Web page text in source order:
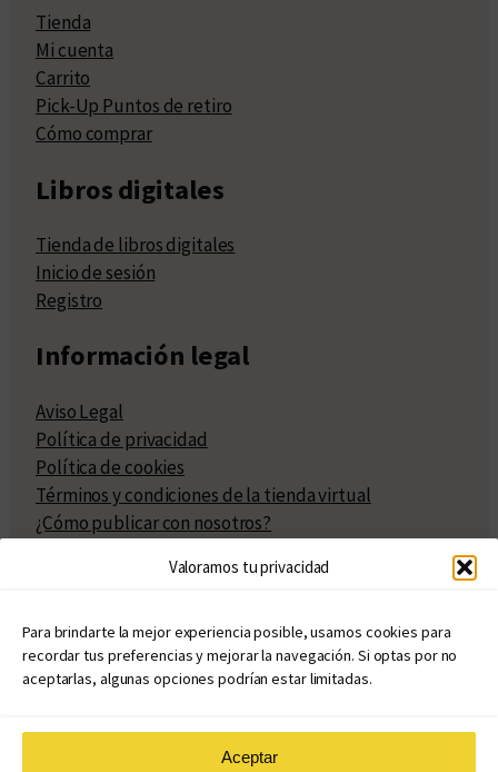
Valoramos tu privacidad
Para brindarte la mejor experiencia posible, usamos cookies para
recordar tus preferencias y mejorar la navegación. Si optas por no
aceptarlas, algunas opciones podrían estar limitadas.
Aceptar
Tienda
Mi cuenta
Carrito
Pick-Up Puntos de retiro
Cómo comprar
Libros digitales
Tienda de libros digitales
Inicio de sesión
Registro
Información legal
Aviso Legal
Política de privacidad
Política de cookies
Términos y condiciones de la tienda virtual
¿Cómo publicar con nosotros?
Políticas de publicación
Políticas de coedición
Atribuciones